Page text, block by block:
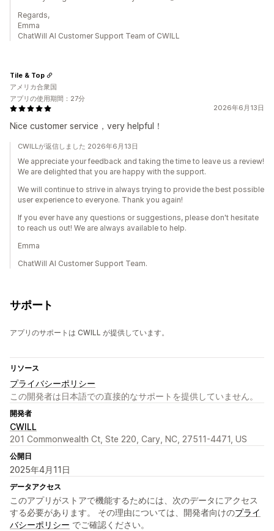
Regards,
Emma
ChatWill AI Customer Support Team of CWILL
2026年6月13日
Nice customer service，very helpful！
Tile & Top
アメリカ合衆国
アプリの使用期間：27分
CWILLが返信しました 2026年6月13日
We appreciate your feedback and taking the time to leave us a review!
We are delighted that you are happy with the support.
We will continue to strive in always trying to provide the best possible
user experience to everyone. Thank you again!
If you ever have any questions or suggestions, please don't hesitate
to reach us out! We are always available to help.
Emma
ChatWill AI Customer Support Team.
サポート
アプリのサポートは CWILL が提供しています。
リソース
プライバシーポリシー
この開発者は日本語での直接的なサポートを提供していません。
開発者
CWILL
201 Commonwealth Ct, Ste 220, Cary, NC, 27511-4471, US
公開日
2025年4月11日
データアクセス
このアプリがストアで機能するためには、次のデータにアクセス
する必要があります。 その理由については、開発者向けのプライ
バシーポリシー でご確認ください。